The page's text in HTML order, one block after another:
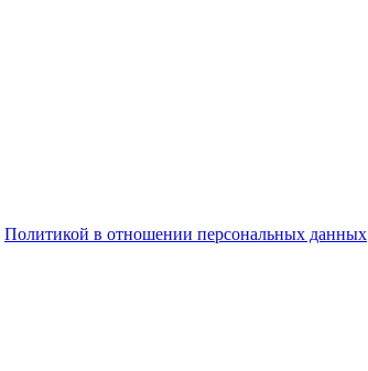
Политикой в отношении персональных данных